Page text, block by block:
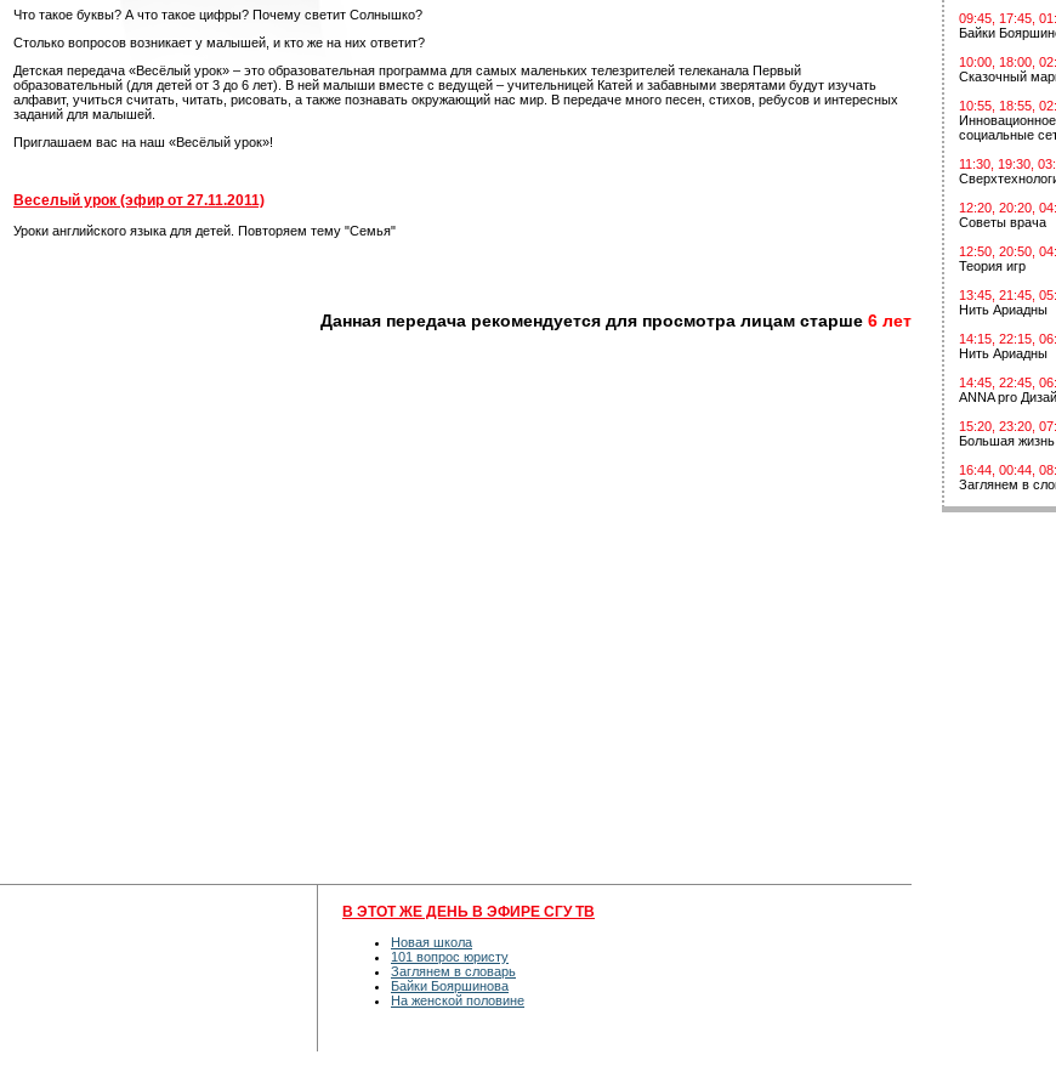
Что такое буквы? А что такое цифры? Почему светит Солнышко?
Столько вопросов возникает у малышей, и кто же на них ответит?
Детская передача «Весёлый урок» – это образовательная программа для самых маленьких телезрителей телеканала Первый
образовательный (для детей от 3 до 6 лет). В ней малыши вместе с ведущей – учительницей Катей и забавными зверятами будут изучать
алфавит, учиться считать, читать, рисовать, а также познавать окружающий нас мир. В передаче много песен, стихов, ребусов и интересных
заданий для малышей.
Приглашаем вас на наш «Весёлый урок»!
Веселый урок (эфир от 27.11.2011)
Уроки английского языка для детей. Повторяем тему "Семья"
Данная передача рекомендуется для просмотра лицам старше 6 лет
В ЭТОТ ЖЕ ДЕНЬ В ЭФИРЕ СГУ ТВ
Новая школа
101 вопрос юристу
Заглянем в словарь
Байки Бояршинова
На женской половине
09:45, 17:45,
Байки
10:00, 18:00,
Сказочный
10:55, 18:55,
социальные
11:30, 19:30,
12:20, 20:20,
Советы врача
12:50, 20:50,
Теория игр
13:45, 21:45,
Нить Ариадны
14:15, 22:15,
Нить Ариадны
14:45, 22:45,
ANNA pro
15:20, 23:20,
Большая жизнь
16:44, 00:44,
Заглянем в